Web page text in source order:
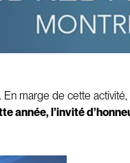
marge de cette
année, l’invité